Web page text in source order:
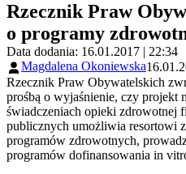
Rzecznik Praw
o programy
Data dodania: 16.01.2017 | 22:34
Magdalena Okoniewska
Rzecznik Praw Obywatelskich
prośbą o wyjaśnienie, czy projekt
świadczeniach opieki zdrowotnej
publicznych umożliwia resortowi
programów zdrowotnych,
programów dofinansowania in